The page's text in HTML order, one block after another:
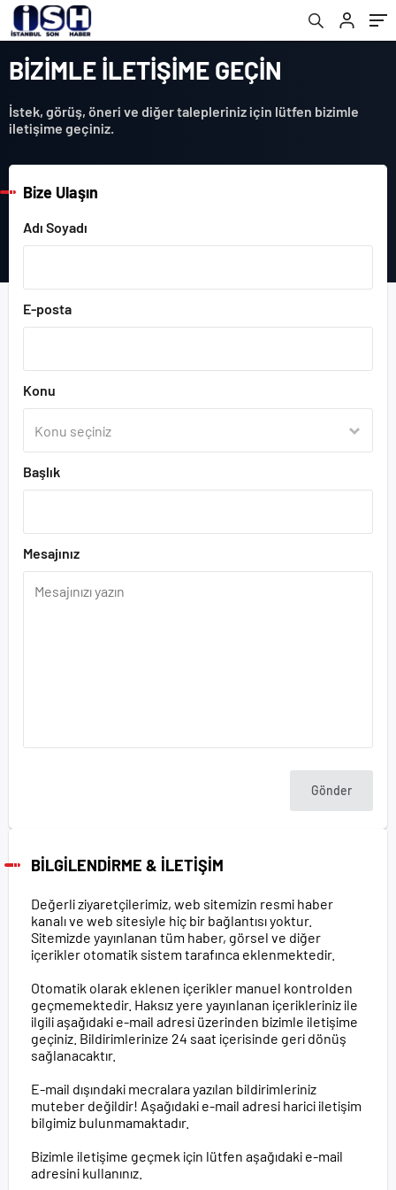
BİZİMLE İLETİŞİME GEÇİN
İstek, görüş, öneri ve diğer talepleriniz için lütfen bizimle
iletişime geçiniz.
Bize Ulaşın
Adı Soyadı
E-posta
Konu
Başlık
Mesajınız
BİLGİLENDİRME & İLETİŞİM
Değerli ziyaretçilerimiz, web sitemizin resmi haber
kanalı ve web sitesiyle hiç bir bağlantısı yoktur.
Sitemizde yayınlanan tüm haber, görsel ve diğer
içerikler otomatik sistem tarafınca eklenmektedir.
Otomatik olarak eklenen içerikler manuel kontrolden
geçmemektedir. Haksız yere yayınlanan içerikleriniz ile
ilgili aşağıdaki e-mail adresi üzerinden bizimle iletişime
geçiniz. Bildirimlerinize 24 saat içerisinde geri dönüş
sağlanacaktır.
E-mail dışındaki mecralara yazılan bildirimleriniz
muteber değildir! Aşağıdaki e-mail adresi harici iletişim
bilgimiz bulunmamaktadır.
Bizimle iletişime geçmek için lütfen aşağıdaki e-mail
adresini kullanınız.